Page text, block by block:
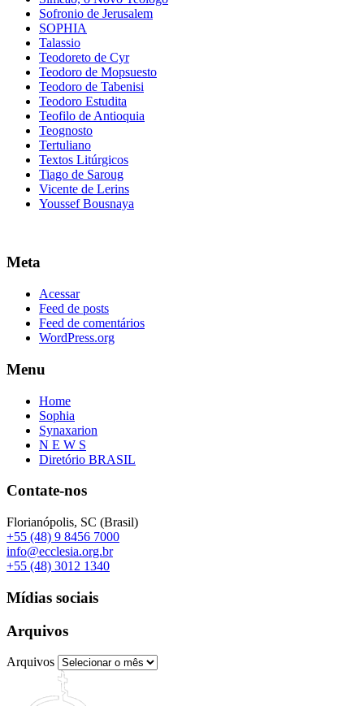
Sofronio de Jerusalem
SOPHIA
Talassio
Teodoreto de Cyr
Teodoro de Mopsuesto
Teodoro de Tabenisi
Teodoro Estudita
Teofilo de Antioquia
Teognosto
Tertuliano
Textos Litúrgicos
Tiago de Saroug
Vicente de Lerins
Youssef Bousnaya
Meta
Acessar
Feed de posts
Feed de comentários
WordPress.org
Menu
Home
Sophia
Synaxarion
N E W S
Diretório BRASIL
Contate-nos
Florianópolis, SC (Brasil)
+55 (48) 9 8456 7000
info@ecclesia.org.br
+55 (48) 3012 1340
Mídias sociais
Arquivos
Arquivos